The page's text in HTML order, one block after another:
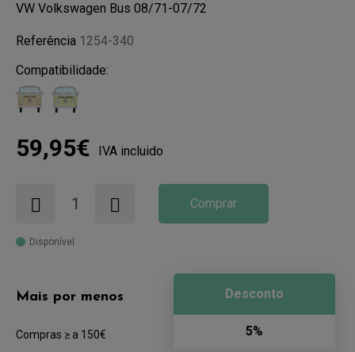
VW Volkswagen Bus 08/71-07/72
Referência 1254-340
Compatibilidade:
59,95€ IVA incluido
Comprar
Disponível
Mais por menos
Compras ≥ a 150€
Desconto
5%